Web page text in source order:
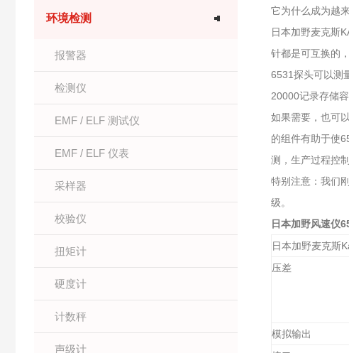
环境检测
报警器
检测仪
EMF / ELF 测试仪
EMF / ELF 仪表
采样器
校验仪
扭矩计
硬度计
计数秤
声级计
它为什么成为越
日本加野麦克斯
针都是可互换的
6531探头可以测
20000记录存储
如果需要，也可
的组件有助于使
测，生产过程控
特别注意：我们
级。
日本加野风速仪
日本加野麦克斯
压差
模拟输出